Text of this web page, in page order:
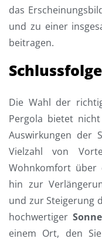
das
und zu einer
beitragen.
Die Wahl der
Pergola bietet
Auswirkungen der
Vielzahl von
Wohnkomfort über
hin zur
und zur Steigerung
hochwertiger
einem Ort, den